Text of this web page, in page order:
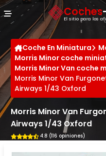
Coches
El sitio para los
Coche En Miniatura
Morris Minor coche
Morris Minor Van coche
Morris Minor Van
Airways 1/43 Oxford
Morris Minor Van
Airways 1/43 Oxford
4.8 (116 opiniones)
Panel de gestión de cookies